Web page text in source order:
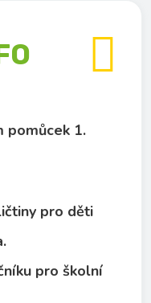
pomůcek 1.
pro děti
pro školní
